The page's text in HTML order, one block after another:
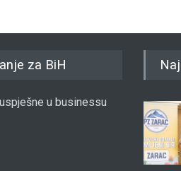
za BiH
u businessu